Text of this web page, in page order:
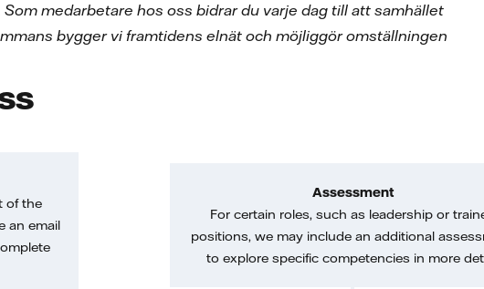
medarbetare hos oss bidrar du varje dag till att samhället
bygger vi framtidens elnät och möjliggör omställningen
of the
an email
Assessment
For certain roles, such as leadership or
positions, we may include an additional
to explore specific competencies in more